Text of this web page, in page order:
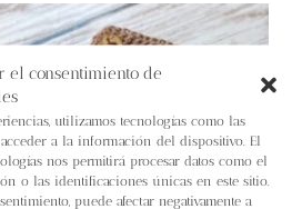
el consentimiento de
utilizamos tecnologías como las
a la información del dispositivo. El
nos permitirá procesar datos como el
o las identificaciones únicas en este sitio.
puede afectar negativamente a
Blog
Contacto